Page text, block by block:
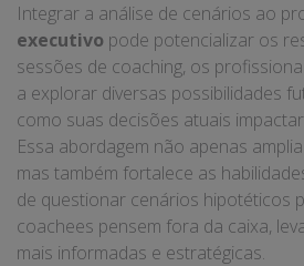
Integrar a análise de cenários ao
executivo pode potencializar os
sessões de coaching, os
a explorar diversas possibilidades
como suas decisões atuais
Essa abordagem não apenas
mas também fortalece as
de questionar cenários hipotéticos
coachees pensem fora da caixa,
mais informadas e estratégicas.